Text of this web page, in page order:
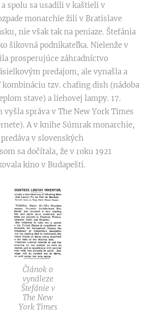
spolu sa usadili v kaštieli v
monarchie žili v Bratislave
nie však tak na peniaze. Štefánia
šikovná podnikateľka. Nielenže v
prosperujúce záhradníctvo
predajom, ale vynašla a
kombináciu tzv. chafing dish (nádoba
stave) a liehovej lampy. 17.
vyšla správa v The New York Times
A v knihe Súmrak monarchie,
v slovenských
sa dočítala, že v roku 1921
kino v Budapešti.
Článok o
vynáleze
Štefánie v
The New
York Times